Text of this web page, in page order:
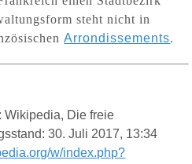
steht nicht in
Arrondissements.
Wikipedia, Die freie
30. Juli 2017, 13:34
w/index.php?